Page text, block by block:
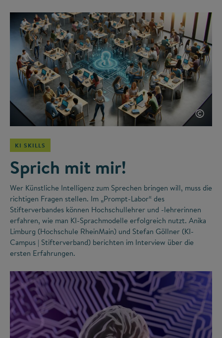
©
KI SKILLS
Sprich mit mir!
Wer Künstliche Intelligenz zum Sprechen bringen will, muss die
richtigen Fragen stellen. Im „Prompt-Labor“ des
Stifterverbandes können Hochschullehrer und -lehrerinnen
erfahren, wie man KI-Sprachmodelle erfolgreich nutzt. Anika
Limburg (Hochschule RheinMain) und Stefan Göllner (KI-
Campus | Stifterverband) berichten im Interview über die
ersten Erfahrungen.